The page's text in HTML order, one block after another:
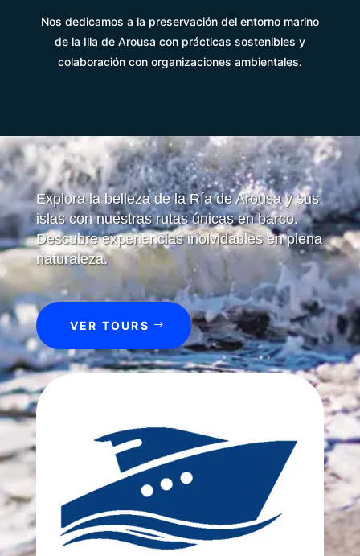
Nos dedicamos a la preservación del entorno marino
de la Illa de Arousa con prácticas sostenibles y
colaboración con organizaciones ambientales.
Explora la belleza de la Ría de Arousa y sus
islas con nuestras rutas únicas en barco.
Descubre experiencias inolvidables en plena
naturaleza.
VER TOURS